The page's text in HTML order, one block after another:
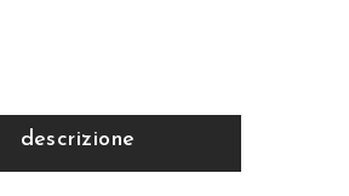
descrizione